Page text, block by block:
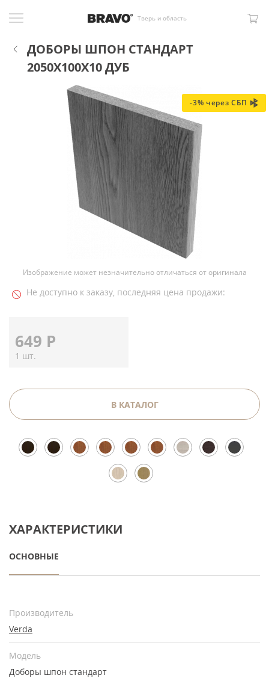
Тверь и область
ДОБОРЫ ШПОН СТАНДАРТ
2050X100X10 ДУБ
-3% через СБП
Изображение может незначительно отличаться от оригинала
Не доступно к заказу, последняя цена продажи:
649 Р
1 шт.
В КАТАЛОГ
ХАРАКТЕРИСТИКИ
ОСНОВНЫЕ
Производитель
Verda
Модель
Доборы шпон стандарт